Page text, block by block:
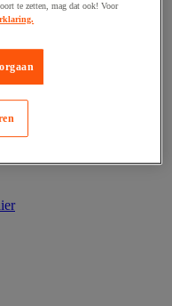
kist
te zetten, mag dat ook! Voor